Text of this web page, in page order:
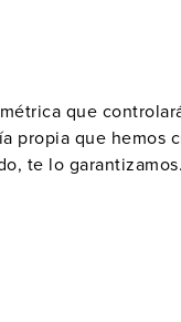
que
propia que hemos
, te lo garantizamos.